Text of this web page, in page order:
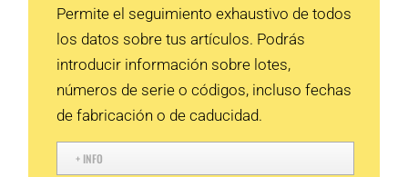
Permite el seguimiento exhaustivo de todos
los datos sobre tus artículos. Podrás
introducir información sobre lotes,
números de serie o códigos, incluso fechas
de fabricación o de caducidad.
+ INFO